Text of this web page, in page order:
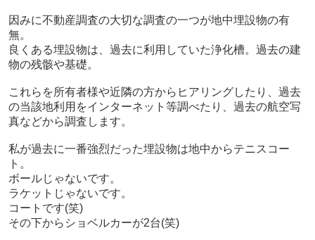
因みに不動産調査の大切な調査の一つが地中埋設物の有
無。
良くある埋設物は、過去に利用していた浄化槽。過去の建
物の残骸や基礎。
これらを所有者様や近隣の方からヒアリングしたり、過去
の当該地利用をインターネット等調べたり、過去の航空写
真などから調査します。
私が過去に一番強烈だった埋設物は地中からテニスコー
ト。
ボールじゃないです。
ラケットじゃないです。
コートです(笑)
その下からショベルカーが2台(笑)